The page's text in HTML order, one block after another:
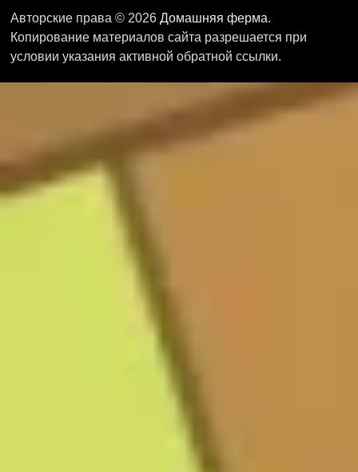
Авторские права © 2026 Домашняя ферма.
Копирование материалов сайта разрешается при
условии указания активной обратной ссылки.